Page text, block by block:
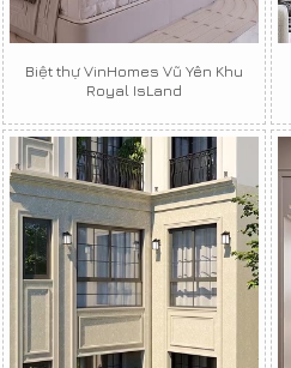
Biệt thự VinHomes Vũ Yên Khu
Royal IsLand